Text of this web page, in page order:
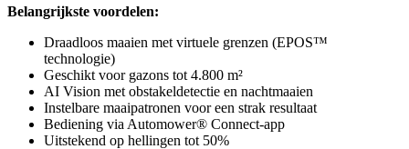
Belangrijkste voordelen:
Draadloos maaien met virtuele grenzen (EPOS™
technologie)
Geschikt voor gazons tot 4.800 m²
AI Vision met obstakeldetectie en nachtmaaien
Instelbare maaipatronen voor een strak resultaat
Bediening via Automower® Connect-app
Uitstekend op hellingen tot 50%